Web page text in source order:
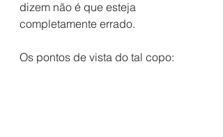
dizem não é que esteja
completamente errado.
Os pontos de vista do tal copo: